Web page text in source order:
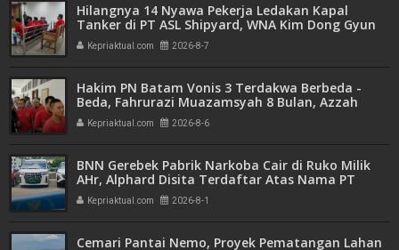
Hilangnya 14 Nyawa Pekerja Ledakan Kapal
Tanker di PT ASL Shipyard, WNA Kim Dong Gyun
Hanya Dituntut 1 Tahun 6 Bulan
Kepriaktual.com 2026-8-7
Hakim PN Batam Vonis 3 Terdakwa Berbeda -
Beda, Fahrurazi Muazamsyah 8 Bulan, Azzah
Azzurah dan Risma Divonis 2 Tahun 6 Bulan
Kepriaktual.com 2026-8-6
BNN Gerebek Pabrik Narkoba Cair di Ruko Milik
AHr, Alphard Disita Terdaftar Atas Nama PT
Mitra Usaha Properti
Kepriaktual.com 2026-8-1
Cemari Pantai Nemo, Proyek Pematangan Lahan